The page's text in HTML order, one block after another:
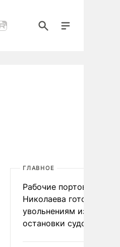
ГЛАВНОЕ
Рабочие портов
Николаева готовятся к
увольнениям из-за
остановки судоходства